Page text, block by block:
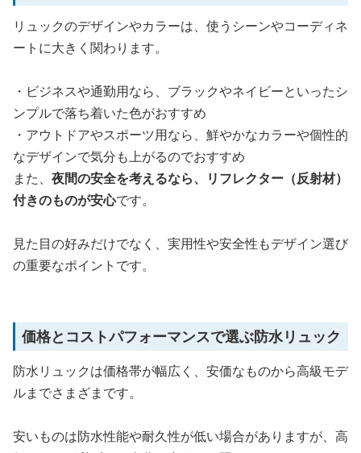
リュックのデザインやカラーは、使うシーンやコーディネ
ートに大きく関わります。
・ビジネスや通勤用なら、ブラックやネイビーといったシ
ンプルで落ち着いた色がおすすめ
・アウトドアやスポーツ用なら、鮮やかなカラーや個性的
なデザインで気分も上がるのでおすすめ
また、 夜間の安全を考えるなら、リフレクター（反射材）
付きのものが安心です。
見た目の好みだけでなく、実用性や安全性もデザイン選び
の重要なポイントです。
価格とコストパフォーマンスで選ぶ防水リュック
防水リュックは価格帯が幅広く、安価なものから高級モデ
ルまでさまざまです。
安いものは防水性能や耐久性が低い場合がありますが、高